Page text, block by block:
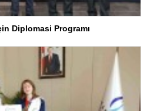
Diplomasi Programı